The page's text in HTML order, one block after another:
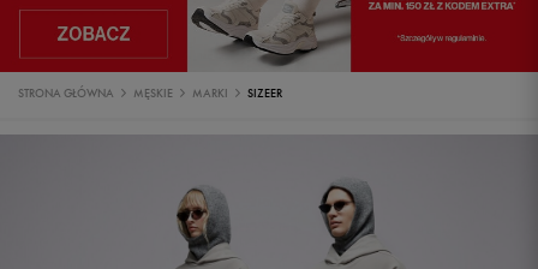
STRONA GŁÓWNA MĘSKIE MARKI SIZEER